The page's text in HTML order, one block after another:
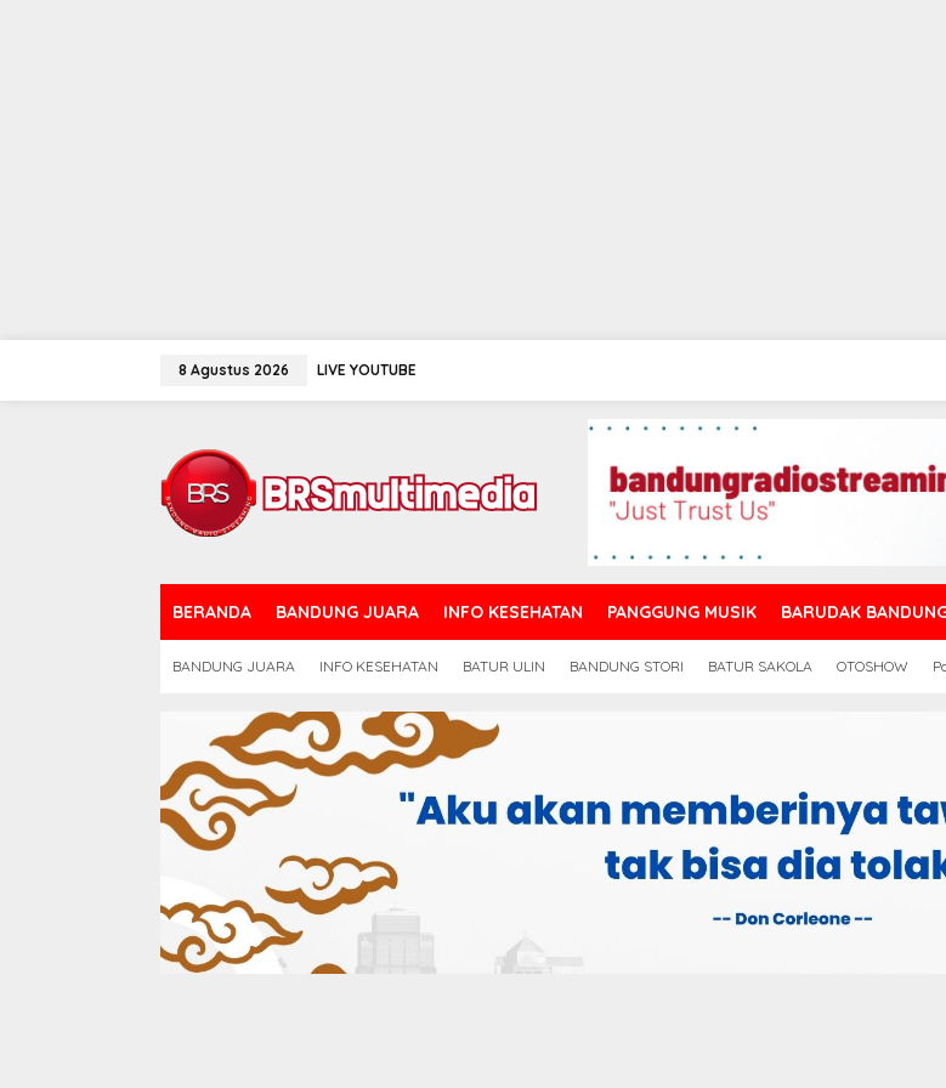
8 Agustus 2026 LIVE YOUTUBE
BERANDA BANDUNG JUARA INFO KESEHATAN PANGGUNG MUSIK BARUDAK
BANDUNG JUARA INFO KESEHATAN BATUR ULIN BANDUNG STORI BATUR SAKOLA OTOSHOW
BRS01
TEKNOLOGI TERAPAN BIDANG
DAN TELEKOMUNIKASI DIKEMBANGKAN LIPI
30 September 2019